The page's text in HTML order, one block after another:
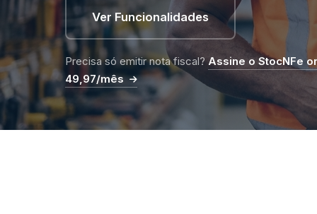
Ver Funcionalidades
Precisa só emitir nota fiscal?Assine o StocNFe
49,97/mês